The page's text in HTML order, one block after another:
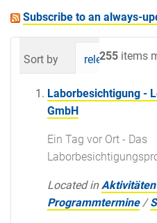
Subscribe to an always-
255 items
Sort by relevance
Laborbesichtigung -
GmbH
Ein Tag vor Ort - Das
Located in
Programmtermine /